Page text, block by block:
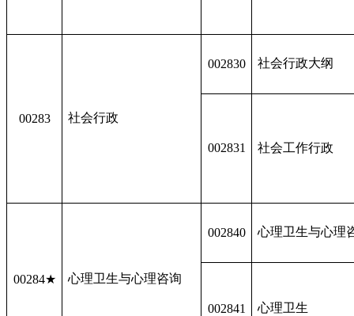
00283 社会行政
002830 社会行政大纲
002831 社会工作行政
00284★ 心理卫生与心理咨询
002840 心理卫生与心理
002841 心理卫生